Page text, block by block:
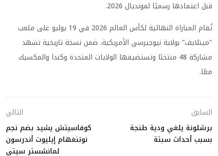
قبل اعتمادها رسميًا لمونديال 2026.
تُقام المباراة النهائية لكأس العالم 2026 في 19 يوليو على ملعب
"ميتلايف" بولاية نيوجيرسي الأمريكية، ضمن نسخة تاريخية تشهد
مشاركة 48 منتخبًا وتستضيفها الولايات المتحدة وكندا والمكسيك
معًا.
السابق
برشلونة يلغي ودية طنجة
بسبب أحداث سبتة
التالي
كوفاسيتش يشيد بضم نجم
نوتنغهام إيليوت أندرسون
لمانشستر سيتي